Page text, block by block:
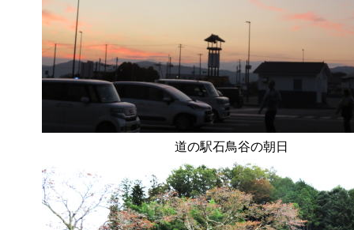
道の駅石鳥谷の朝日